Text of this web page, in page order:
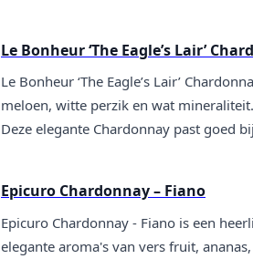
Le Bonheur ‘The Eagle’s Lair’
Le Bonheur ‘The Eagle’s Lair’
meloen, witte perzik en wat
Deze elegante Chardonnay past goed
Epicuro Chardonnay – Fiano
Epicuro Chardonnay - Fiano is een
elegante aroma's van vers fruit,